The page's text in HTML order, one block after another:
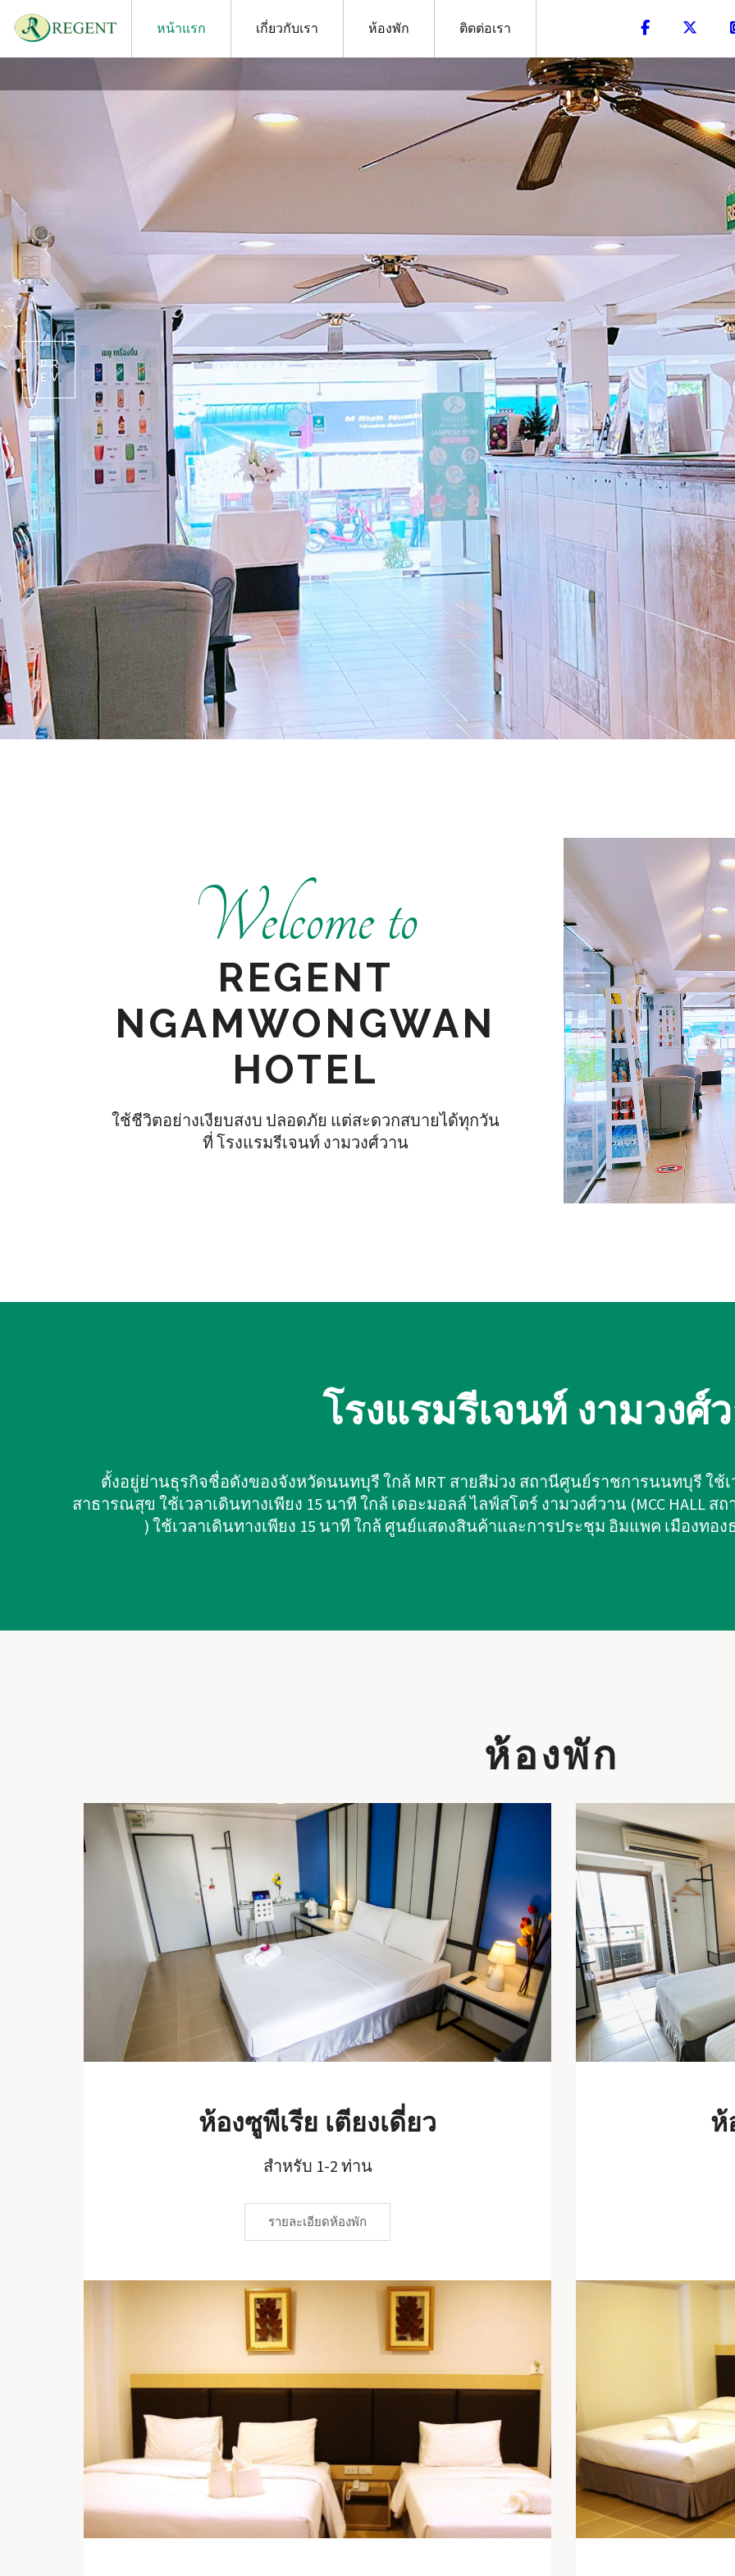
หน้าแรก เกี่ยวกับเรา ห้องพัก ติดต่อเรา
Welcome to
REGENT
NGAMWONGWAN
HOTEL
ใช้ชีวิตอย่างเงียบสงบ ปลอดภัย แต่สะดวกสบายได้ทุกวัน
ที่ โรงแรมรีเจนท์ งามวงศ์วาน
โรงแรมรีเจนท์ งามวงศ์
ตั้งอยู่ย่านธุรกิจชื่อดังของจังหวัดนนทบุรี ใกล้ MRT สายสีม่วง สถานีศูนย์ราชการนนทบุรี ใช้เ
สาธารณสุข ใช้เวลาเดินทางเพียง 15 นาที ใกล้ เดอะมอลล์ ไลฟ์สโตร์ งามวงศ์วาน (MCC HALL
) ใช้เวลาเดินทางเพียง 15 นาที ใกล้ ศูนย์แสดงสินค้าและการประชุม อิมแพค เมืองทอง
ห้องพัก
ห้องซูพีเรีย เตียงเดี่ยว
สำหรับ 1-2 ท่าน
รายละเอียดห้องพัก
ห้